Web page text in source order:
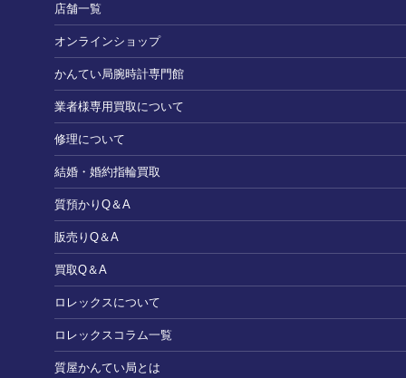
店舗一覧
オンラインショップ
かんてい局腕時計専門館
業者様専用買取について
修理について
結婚・婚約指輪買取
質預かりQ＆A
販売りQ＆A
買取Q＆A
ロレックスについて
ロレックスコラム一覧
質屋かんてい局とは